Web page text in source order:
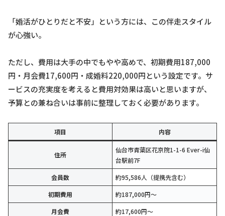
「婚活がひとりだと不安」という方には、この伴走スタイル
が心強い。
ただし、費用は大手の中でもやや高めで、初期費用187,000
円・月会費17,600円・成婚料220,000円という設定です。サ
ービスの充実度を考えると費用対効果は高いと思いますが、
予算との兼ね合いは事前に整理しておく必要があります。
項目 内容
住所
仙台市青葉区花京院1-1-6 Ever-i仙
台駅前7F
会員数
約95,586人（提携先含む）
初期費用
約187,000円〜
月会費
約17,600円〜